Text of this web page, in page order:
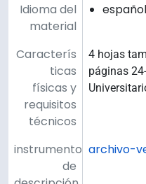
Idioma del
material
Caracterís
ticas
físicas y
requisitos
técnicos
4 hojas
páginas
instrumento
de
archivo-